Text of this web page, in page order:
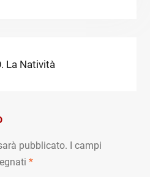
La Natività
pubblicato. I campi
*